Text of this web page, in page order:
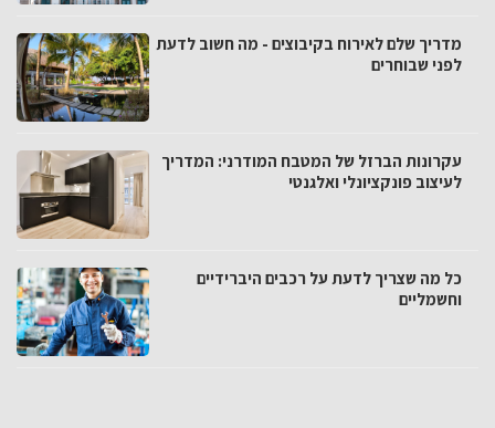
מדריך שלם לאירוח בקיבוצים - מה חשוב לדעת
לפני שבוחרים
עקרונות הברזל של המטבח המודרני: המדריך
לעיצוב פונקציונלי ואלגנטי
כל מה שצריך לדעת על רכבים היברידיים
וחשמליים